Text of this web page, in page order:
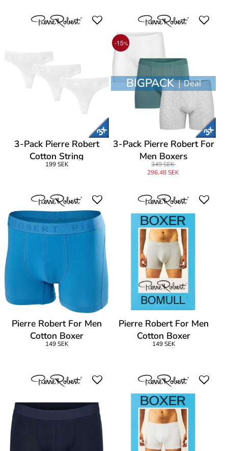
3-Pack Pierre Robert
Cotton String
199 SEK
-15%
BIGPACK| Deal
3-Pack Pierre Robert For
Men Boxers
349 SEK
296,48 SEK
Pierre Robert For Men
Cotton Boxer
149 SEK
Pierre Robert For Men
Cotton Boxer
149 SEK